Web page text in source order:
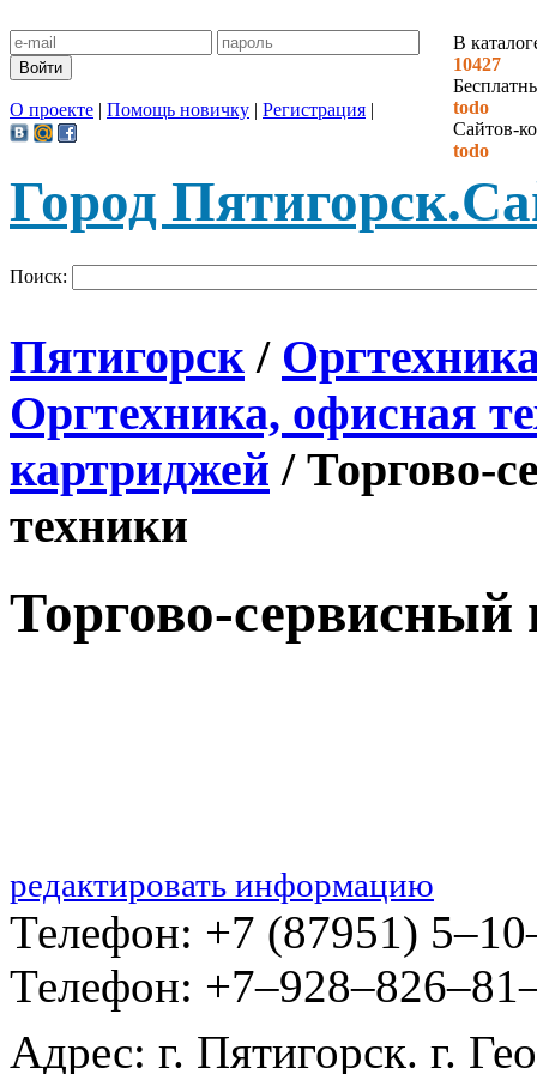
В
10427
todo
Сайтов-
todo
О проекте | Помощь новичку | Регистрация |
Город Пятигорск.
Поиск:
Пятигорск /
Оргтехника, офисная
картриджей / Торгово-
техники
Торгово-
редактировать информацию
Телефон: +7 (87951)
Телефон:
Адрес: г. Пятигорск. г.